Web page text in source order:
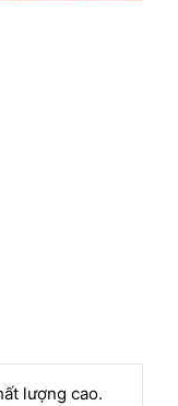
lượng cao.